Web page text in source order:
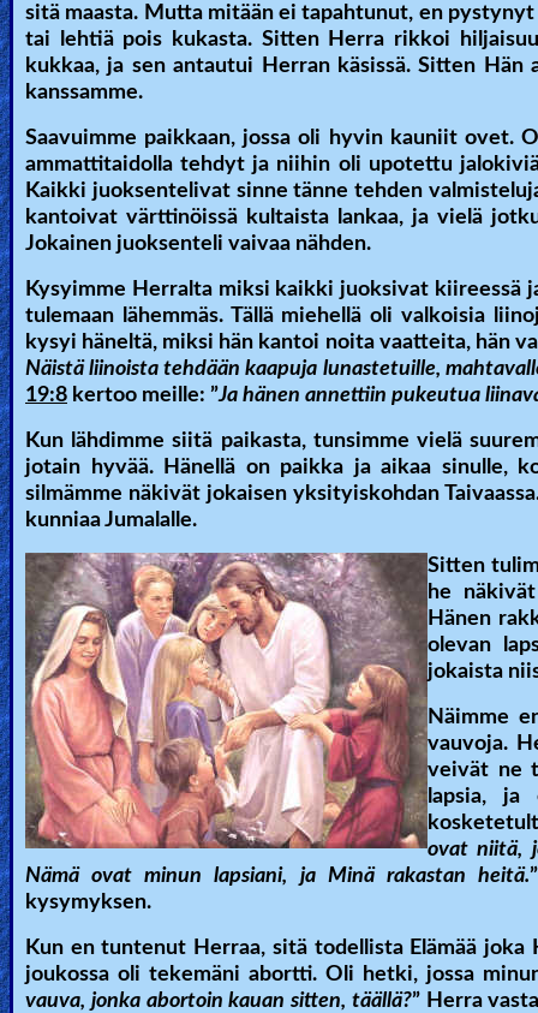
sitä maasta. Mutta mitään ei tapahtunut, en
tai lehtiä pois kukasta. Sitten Herra rikkoi
kukkaa, ja sen antautui Herran käsissä. Sitten
kanssamme.
Saavuimme paikkaan, jossa oli hyvin kauniit
ammattitaidolla tehdyt ja niihin oli upotettu
Kaikki juoksentelivat sinne tänne tehden
kantoivat värttinöissä kultaista lankaa, ja vielä
Jokainen juoksenteli vaivaa nähden.
Kysyimme Herralta miksi kaikki juoksivat kiireessä
tulemaan lähemmäs. Tällä miehellä oli valkoisia
kysyi häneltä, miksi hän kantoi noita vaatteita, hän
Näistä liinoista tehdään kaapuja lunastetuille,
19:8 kertoo meille: ”Ja hänen annettiin pukeutua
Kun lähdimme siitä paikasta, tunsimme vielä
jotain hyvää. Hänellä on paikka ja aikaa sinulle,
silmämme näkivät jokaisen yksityiskohdan
kunniaa Jumalalle.
Sitten
he
Hänen
olevan
jokaista
Näimme
vauvoja.
veivät ne
lapsia, ja
ovat niitä,
Nämä ovat minun lapsiani, ja Minä rakastan heitä.
kysymyksen.
Kun en tuntenut Herraa, sitä todellista Elämää
joukossa oli tekemäni abortti. Oli hetki, jossa
vauva, jonka abortoin kauan sitten, täällä?” Herra